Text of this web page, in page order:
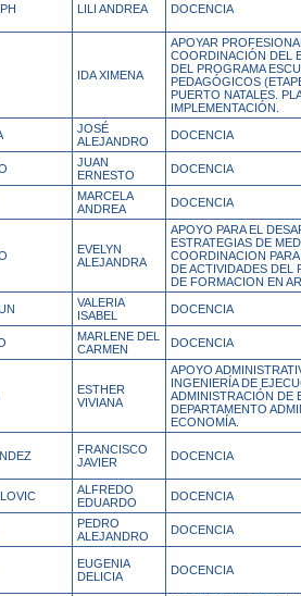
LILI ANDREA DOCENCIA
IDA XIMENA
APOYAR
COORDINACIÓN DEL
DEL PROGRAMA
PEDAGÓGICOS
PUERTO NATALES.
IMPLEMENTACIÓN.
JOSÉ
ALEJANDRO
DOCENCIA
JUAN
ERNESTO
DOCENCIA
MARCELA
ANDREA
DOCENCIA
EVELYN
ALEJANDRA
APOYO PARA EL
ESTRATEGIAS DE
COORDINACION
DE ACTIVIDADES DEL
DE FORMACION EN
VALERIA
ISABEL
DOCENCIA
MARLENE DEL
CARMEN
DOCENCIA
ESTHER
VIVIANA
APOYO
INGENIERÍA DE
ADMINISTRACIÓN DE
DEPARTAMENTO
ECONOMÍA.
FRANCISCO
JAVIER
DOCENCIA
ALFREDO
EDUARDO
DOCENCIA
PEDRO
ALEJANDRO
DOCENCIA
EUGENIA
DELICIA
DOCENCIA